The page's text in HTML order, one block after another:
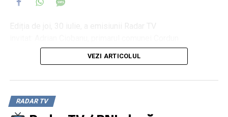
moderator: Daniel Muraru
VEZI ARTICOLUL
RADAR TV